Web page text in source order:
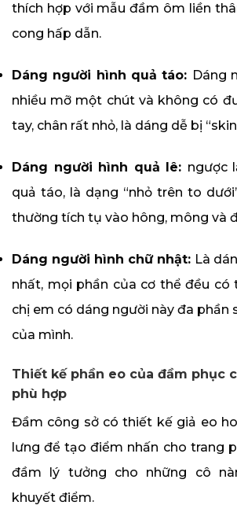
thích hợp với mẫu đầm ôm liền
cong hấp dẫn.
Dáng người hình quả táo: Dáng
nhiều mỡ một chút và không có
tay, chân rất nhỏ, là dáng dễ bị
Dáng người hình quả lê: ngược
quả táo, là dạng “nhỏ trên to
thường tích tụ vào hông, mông và
Dáng người hình chữ nhật: Là
nhất, mọi phần của cơ thể đều có
chị em có dáng người này đa phần
của mình.
Thiết kế phần eo của đầm phục
phù hợp
Đầm công sở có thiết kế giả eo
lưng để tạo điểm nhấn cho trang
đầm lý tưởng cho những cô
khuyết điểm.